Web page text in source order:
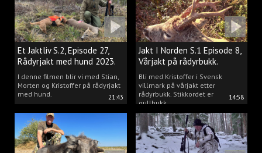
21:43
Et Jaktliv S.2, Episode 27,
Rådyrjakt med hund 2023.
I denne filmen blir vi med Stian,
Morten og Kristoffer på rådyrjakt
med hund.
14:58
Jakt I Norden S.1 Episode 8,
Vårjakt på rådyrbukk.
Bli med Kristoffer i Svensk
villmark på vårjakt etter
rådyrbukk. Stikkordet er
gullbukk.